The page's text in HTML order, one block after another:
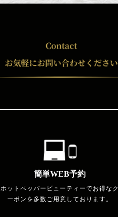
簡単WEB予約
ホットペッパービューティーでお得なク
ーポンを多数ご用意しております。